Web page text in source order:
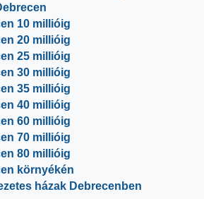
10 millióig
20 millióig
25 millióig
30 millióig
35 millióig
40 millióig
60 millióig
70 millióig
80 millióig
környékén
házak Debrecenben